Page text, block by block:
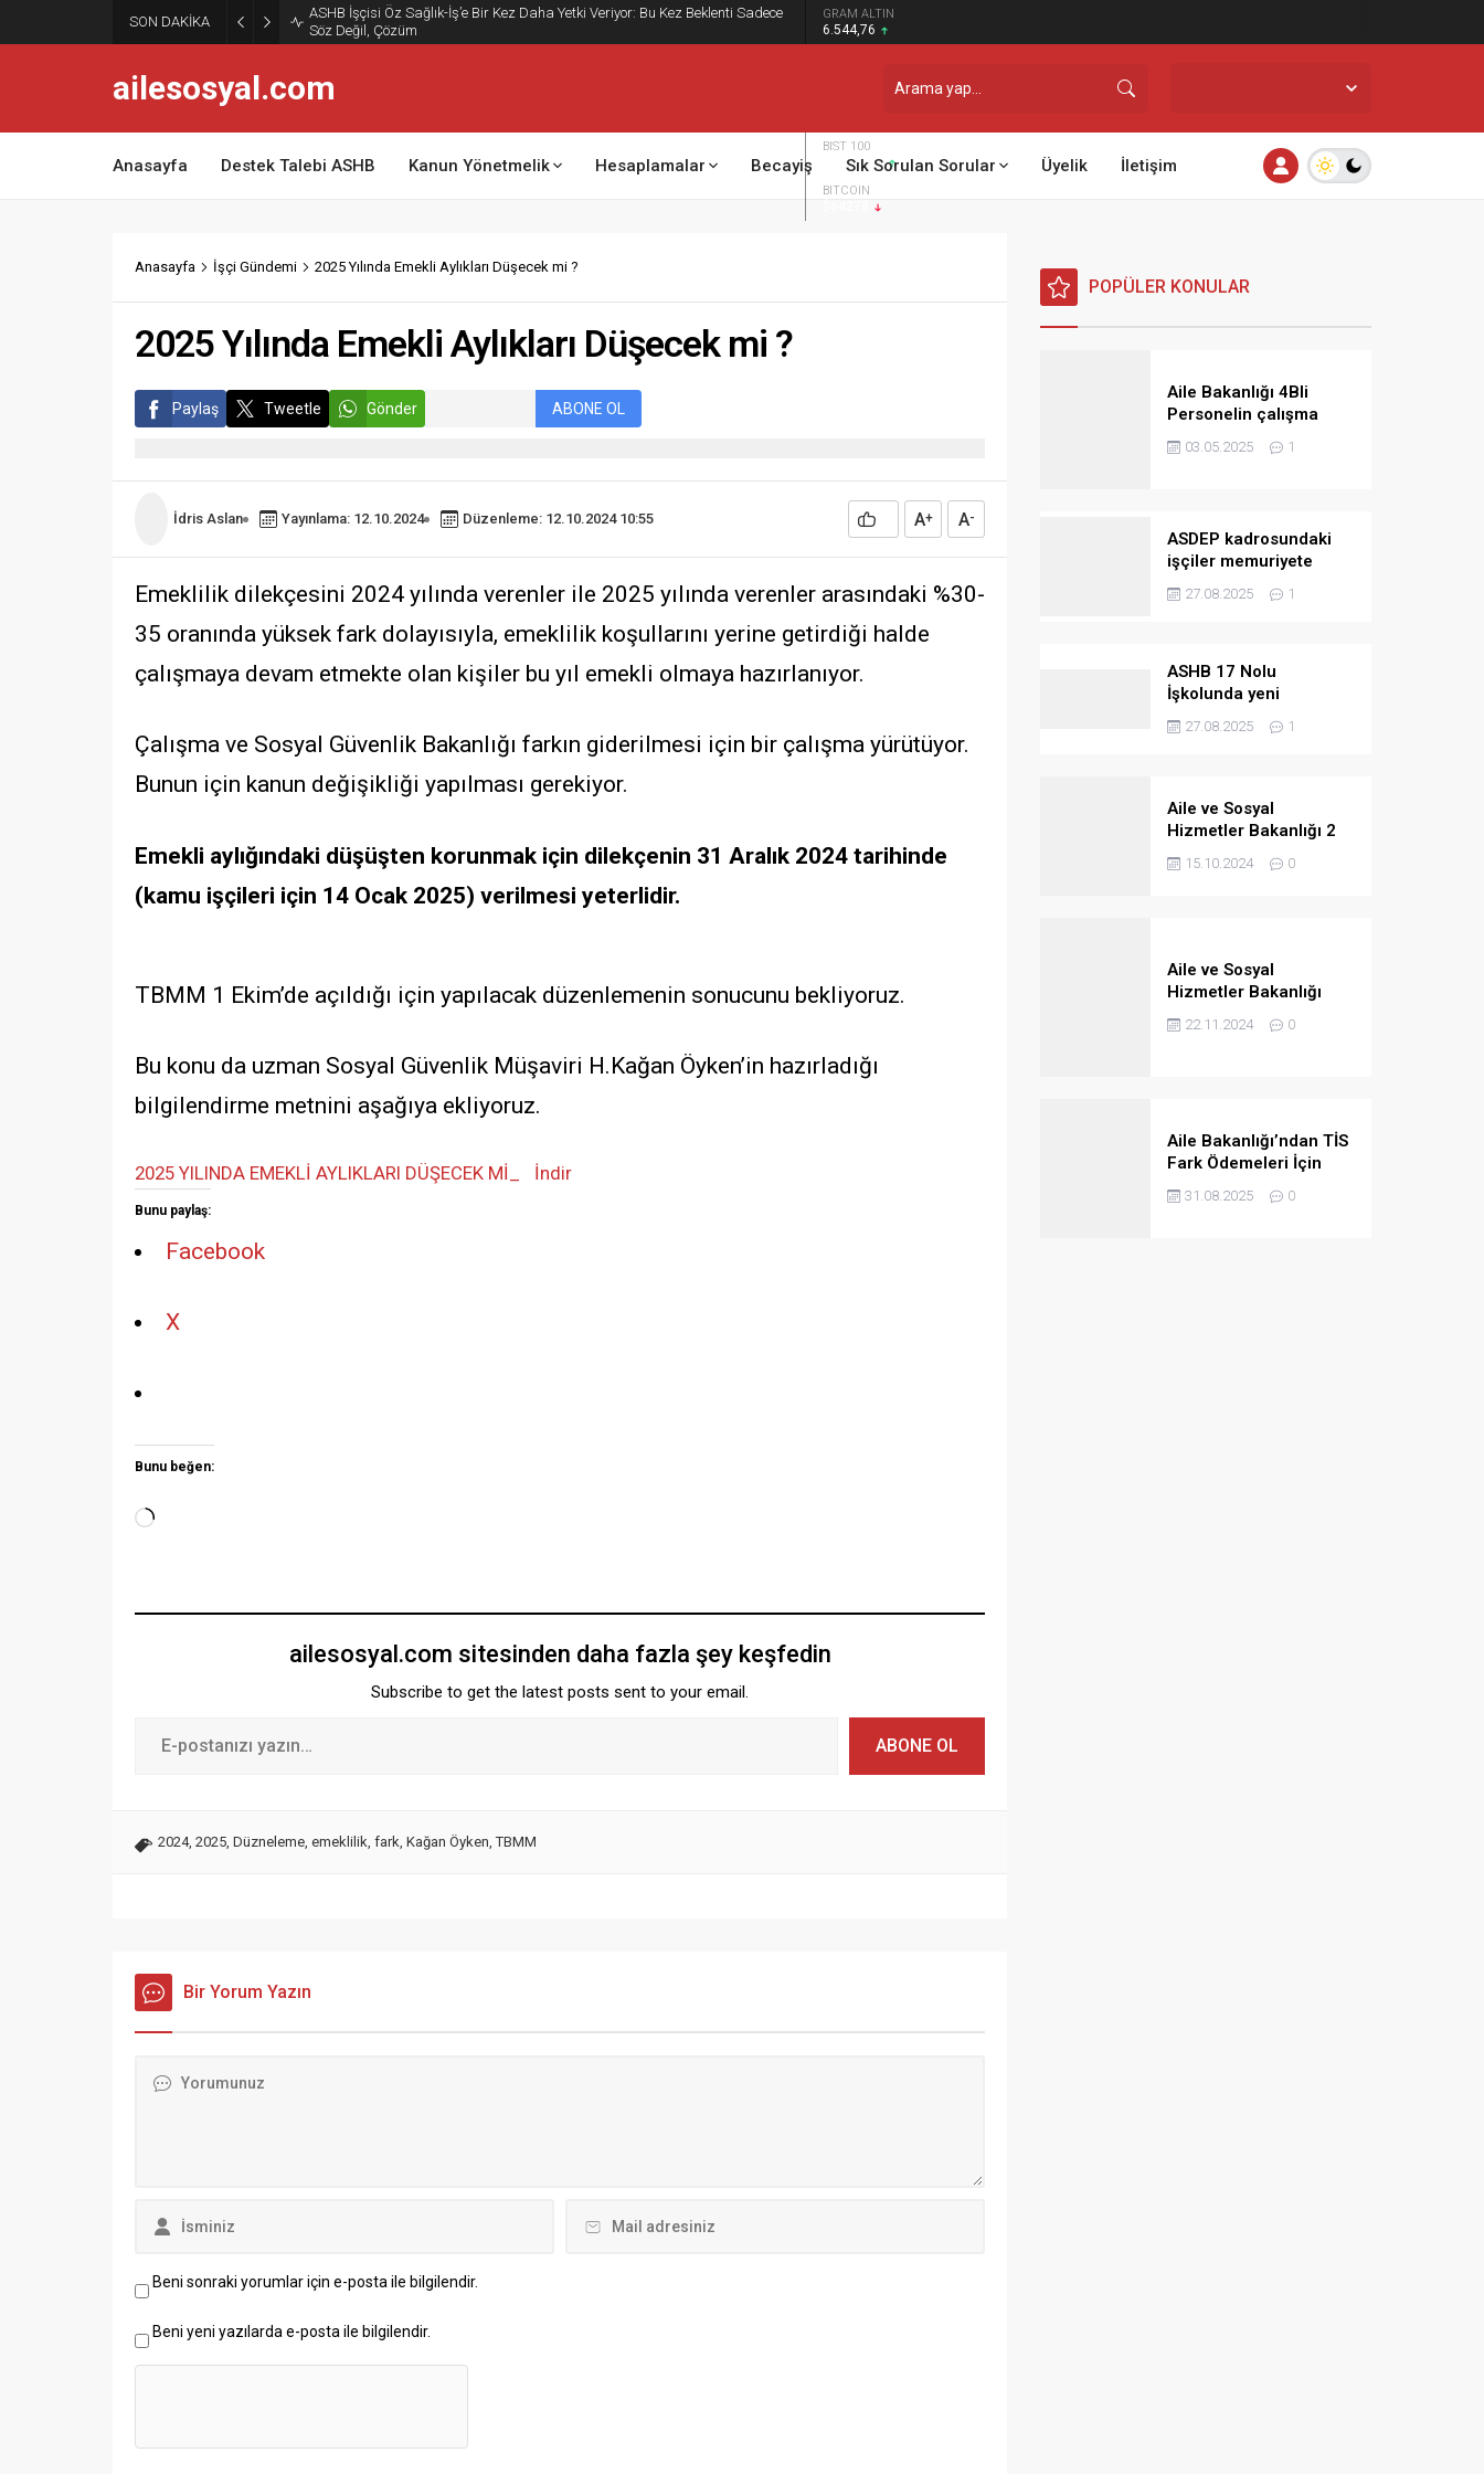
SON DAKİKA
ASHB İşçisi Öz Sağlık-İş’e Bir Kez Daha Yetki Veriyor: Bu Kez Beklenti Sadece
Söz Değil, Çözüm
GRAM ALTIN
6.544,76
BIST 100
13.798,82
BITCOIN
ailesosyal.com
Anasayfa Destek Talebi ASHB Kanun Yönetmelik Hesaplamalar Becayiş Sık Sorulan Sorular Üyelik İletişim
Anasayfa İşçi Gündemi 2025 Yılında Emekli Aylıkları Düşecek mi ?
2025 Yılında Emekli Aylıkları Düşecek mi ?
Paylaş Tweetle Gönder ABONE OL
İdris Aslan Yayınlama: 12.10.2024 Düzenleme: 12.10.2024 10:55 A+ A-
Emeklilik dilekçesini 2024 yılında verenler ile 2025 yılında verenler arasındaki %30-
35 oranında yüksek fark dolayısıyla, emeklilik koşullarını yerine getirdiği halde
çalışmaya devam etmekte olan kişiler bu yıl emekli olmaya hazırlanıyor.
Çalışma ve Sosyal Güvenlik Bakanlığı farkın giderilmesi için bir çalışma yürütüyor.
Bunun için kanun değişikliği yapılması gerekiyor.
Emekli aylığındaki düşüşten korunmak için dilekçenin 31 Aralık 2024 tarihinde
(kamu işçileri için 14 Ocak 2025) verilmesi yeterlidir.
TBMM 1 Ekim’de açıldığı için yapılacak düzenlemenin sonucunu bekliyoruz.
Bu konu da uzman Sosyal Güvenlik Müşaviri H.Kağan Öyken’in hazırladığı
bilgilendirme metnini aşağıya ekliyoruz.
2025 YILINDA EMEKLİ AYLIKLARI DÜŞECEK Mİ_ İndir
Bunu paylaş:
Facebook
X
Bunu beğen:
ailesosyal.com sitesinden daha fazla şey keşfedin
Subscribe to get the latest posts sent to your email.
ABONE OL
2024, 2025 Düzneleme emeklilik fark Kağan Öyken ,TBMM
Bir Yorum Yazın
Beni sonraki yorumlar için e-posta ile bilgilendir.
Beni yeni yazılarda e-posta ile bilgilendir.
POPÜLER KONULAR
Aile Bakanlığı 4Bli
Personelin çalışma
saatlerine ilişkin görüş
ve talimat yayınladı
03.05.2025 1
ASDEP kadrosundaki
işçiler memuriyete
geçiriliyor
27.08.2025 1
ASHB 17 Nolu
İşkolunda yeni
kazanımlar
27.08.2025 1
Aile ve Sosyal
Hizmetler Bakanlığı 2
bin 390 personel
alacak
15.10.2024 0
Aile ve Sosyal
Hizmetler Bakanlığı
2024/4B Personel
Ataması Taban
22.11.2024 0
Aile Bakanlığı’ndan TİS
Fark Ödemeleri İçin
Kurumlara Önemli Uyarı
31.08.2025 0